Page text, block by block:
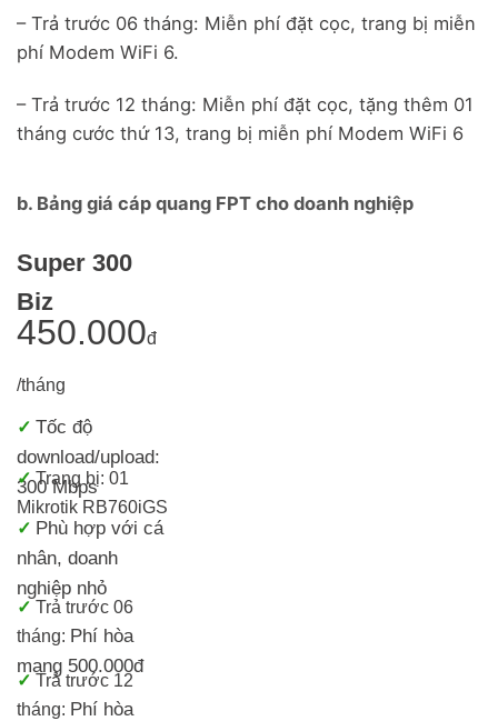
– Trả trước 06 tháng: Miễn phí đặt cọc, trang bị miễn
phí Modem WiFi 6.
– Trả trước 12 tháng: Miễn phí đặt cọc, tặng thêm 01
tháng cước thứ 13, trang bị miễn phí Modem WiFi 6
b. Bảng giá cáp quang FPT cho doanh nghiệp
Super 300
Biz
450.000đ
/tháng
✓ Tốc độ
download/upload:
300 Mbps
✓Trang bị: 01
Mikrotik RB760iGS
✓ Phù hợp với cá
nhân, doanh
nghiệp nhỏ
✓ Trả trước 06
tháng: Phí hòa
mạng 500.000đ
✓ Trả trước 12
tháng: Phí hòa